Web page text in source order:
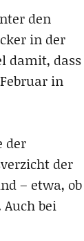
den
in der
damit, dass
in
der
der
– etwa, ob
Auch bei